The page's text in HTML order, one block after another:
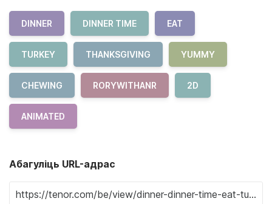
DINNER DINNER TIME EAT
TURKEY THANKSGIVING YUMMY
CHEWING RORYWITHANR 2D
ANIMATED
Абагуліць URL-адрас